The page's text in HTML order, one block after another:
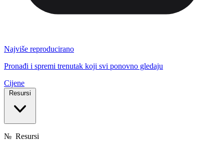
Najviše reproducirano
Pronađi i spremi trenutak koji svi ponovno gledaju
Cijene
Resursi
№ Resursi